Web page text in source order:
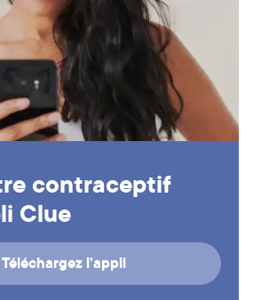
contraceptif
Clue
Téléchargez l’appli